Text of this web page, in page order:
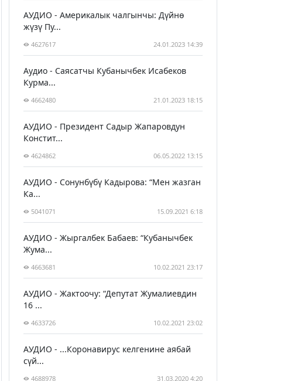
АУДИО - Америкалык чалгынчы: Дүйнө
жүзү Пу...
4627617 24.01.2023 14:39
Аудио - Саясатчы Кубанычбек Исабеков
Курма...
4662480 21.01.2023 18:15
АУДИО - Президент Садыр Жапаровдун
Констит...
4624862 06.05.2022 13:15
АУДИО - Сонунбүбү Кадырова: “Мен жазган
Ка...
5041071 15.09.2021 6:18
АУДИО - Жыргалбек Бабаев: “Кубанычбек
Жума...
4663681 10.02.2021 23:17
АУДИО - Жактоочу: “Депутат Жумалиевдин
16 ...
4633726 10.02.2021 23:02
АУДИО - ...Коронавирус келгенине аябай
сүй...
4688978 31.03.2020 4:20